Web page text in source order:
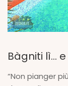
Bàgniti lì…
“Non pianger